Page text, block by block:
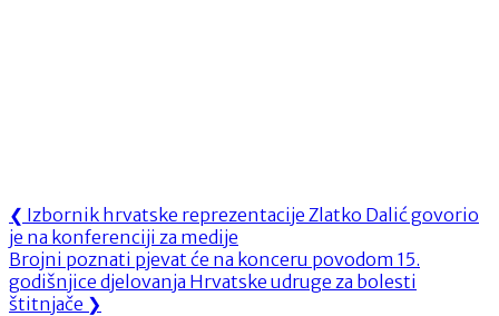
Navigacija
objava
❮ Previous
Post:
Izbornik hrvatske reprezentacije Zlatko Dalić govorio
je na konferenciji za medije
Next
Post:
Brojni poznati pjevat će na konceru povodom 15.
godišnjice djelovanja Hrvatske udruge za bolesti
štitnjače ❯